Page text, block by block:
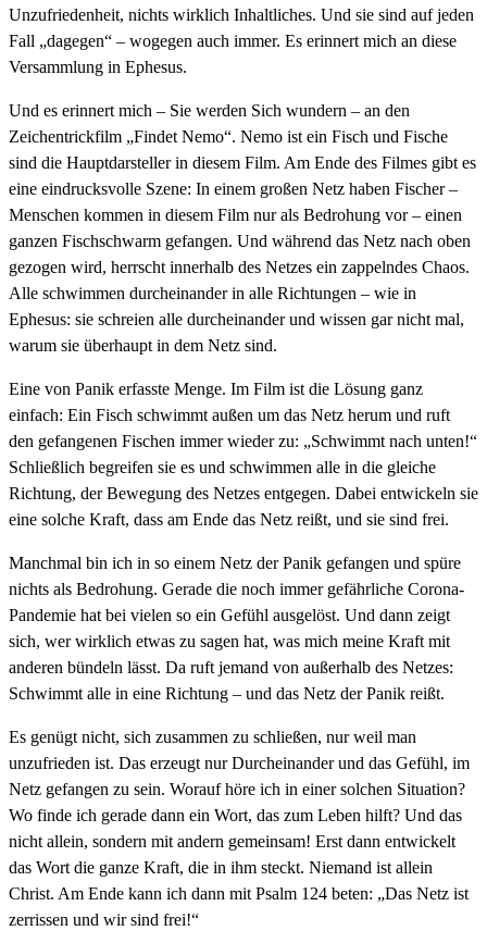
Unzufriedenheit, nichts wirklich Inhaltliches. Und sie sind auf jeden
Fall „dagegen“ – wogegen auch immer. Es erinnert mich an diese
Versammlung in Ephesus.
Und es erinnert mich – Sie werden Sich wundern – an den
Zeichentrickfilm „Findet Nemo“. Nemo ist ein Fisch und Fische
sind die Hauptdarsteller in diesem Film. Am Ende des Filmes gibt es
eine eindrucksvolle Szene: In einem großen Netz haben Fischer –
Menschen kommen in diesem Film nur als Bedrohung vor – einen
ganzen Fischschwarm gefangen. Und während das Netz nach oben
gezogen wird, herrscht innerhalb des Netzes ein zappelndes Chaos.
Alle schwimmen durcheinander in alle Richtungen – wie in
Ephesus: sie schreien alle durcheinander und wissen gar nicht mal,
warum sie überhaupt in dem Netz sind.
Eine von Panik erfasste Menge. Im Film ist die Lösung ganz
einfach: Ein Fisch schwimmt außen um das Netz herum und ruft
den gefangenen Fischen immer wieder zu: „Schwimmt nach unten!“
Schließlich begreifen sie es und schwimmen alle in die gleiche
Richtung, der Bewegung des Netzes entgegen. Dabei entwickeln sie
eine solche Kraft, dass am Ende das Netz reißt, und sie sind frei.
Manchmal bin ich in so einem Netz der Panik gefangen und spüre
nichts als Bedrohung. Gerade die noch immer gefährliche Corona-
Pandemie hat bei vielen so ein Gefühl ausgelöst. Und dann zeigt
sich, wer wirklich etwas zu sagen hat, was mich meine Kraft mit
anderen bündeln lässt. Da ruft jemand von außerhalb des Netzes:
Schwimmt alle in eine Richtung – und das Netz der Panik reißt.
Es genügt nicht, sich zusammen zu schließen, nur weil man
unzufrieden ist. Das erzeugt nur Durcheinander und das Gefühl, im
Netz gefangen zu sein. Worauf höre ich in einer solchen Situation?
Wo finde ich gerade dann ein Wort, das zum Leben hilft? Und das
nicht allein, sondern mit andern gemeinsam! Erst dann entwickelt
das Wort die ganze Kraft, die in ihm steckt. Niemand ist allein
Christ. Am Ende kann ich dann mit Psalm 124 beten: „Das Netz ist
zerrissen und wir sind frei!“